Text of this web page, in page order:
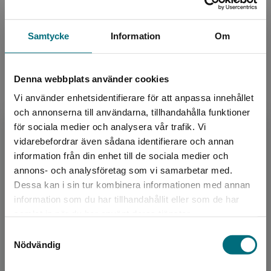
Samtycke Information Om
Denna webbplats använder cookies
Vi använder enhetsidentifierare för att anpassa innehållet
och annonserna till användarna, tillhandahålla funktioner
för sociala medier och analysera vår trafik. Vi
vidarebefordrar även sådana identifierare och annan
information från din enhet till de sociala medier och
annons- och analysföretag som vi samarbetar med.
Dessa kan i sin tur kombinera informationen med annan
information som du har tillhandahållit eller som de har
Nödvändig
Begränsad fraktregion
Det verkar som att du besöker
nyponochviljaforlag.se via en enhet utanför
Sverige. För att kunna slutföra ett köp måste
Upphovspersoner
Författare
Janina Kastevik
Janina Kastevik är barnboksförfattare, jurist och
trebarnsmamma. Hon debuterade med boken
Slottet av is 2013. Janina Kastevik och Sarah